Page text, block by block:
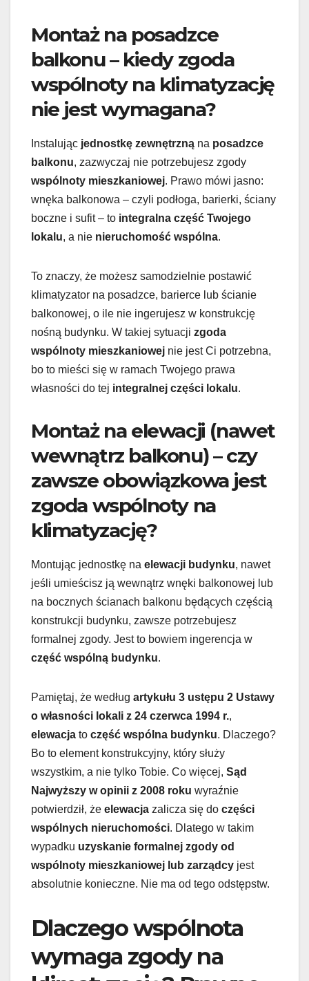
Montaż na posadzce
balkonu – kiedy zgoda
wspólnoty na klimatyzację
nie jest wymagana?
Instalując jednostkę zewnętrzną na posadzce
balkonu, zazwyczaj nie potrzebujesz zgody
wspólnoty mieszkaniowej. Prawo mówi jasno:
wnęka balkonowa – czyli podłoga, barierki, ściany
boczne i sufit – to integralna część Twojego
lokalu, a nie nieruchomość wspólna.
To znaczy, że możesz samodzielnie postawić
klimatyzator na posadzce, barierce lub ścianie
balkonowej, o ile nie ingerujesz w konstrukcję
nośną budynku. W takiej sytuacji zgoda
wspólnoty mieszkaniowej nie jest Ci potrzebna,
bo to mieści się w ramach Twojego prawa
własności do tej integralnej części lokalu.
Montaż na elewacji (nawet
wewnątrz balkonu) – czy
zawsze obowiązkowa jest
zgoda wspólnoty na
klimatyzację?
Montując jednostkę na elewacji budynku, nawet
jeśli umieścisz ją wewnątrz wnęki balkonowej lub
na bocznych ścianach balkonu będących częścią
konstrukcji budynku, zawsze potrzebujesz
formalnej zgody. Jest to bowiem ingerencja w
część wspólną budynku.
Pamiętaj, że według artykułu 3 ustępu 2 Ustawy
o własności lokali z 24 czerwca 1994 r.,
elewacja to część wspólna budynku. Dlaczego?
Bo to element konstrukcyjny, który służy
wszystkim, a nie tylko Tobie. Co więcej, Sąd
Najwyższy w opinii z 2008 roku wyraźnie
potwierdził, że elewacja zalicza się do części
wspólnych nieruchomości. Dlatego w takim
wypadku uzyskanie formalnej zgody od
wspólnoty mieszkaniowej lub zarządcy jest
absolutnie konieczne. Nie ma od tego odstępstw.
Dlaczego wspólnota
wymaga zgody na